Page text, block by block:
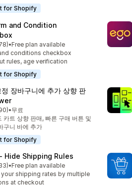
for Shopify
and Condition
중
개
•Free plan available
conditions checkbox
rules, age verification
for Shopify
정 장바구니에 추가 상향 판
중
개
•무료
카트 상향 판매, 빠른 구매 버튼 및
구니 바에 추가
for Shopify
Hide Shipping Rules
중
개
•Free plan available
shipping rates by multiple
at checkout